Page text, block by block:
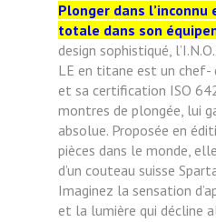
Plonger dans l’inconnu
totale dans son
design sophistiqué,
LE en titane est un chef-
et sa certification ISO
montres de plongée, lui
absolue. Proposée en
pièces dans le monde,
d’un couteau suisse
Imaginez la sensation
et la lumière qui décline